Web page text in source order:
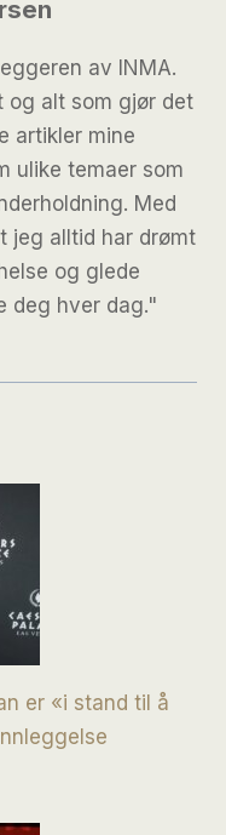
av INMA.
og alt som gjør det
artikler mine
ulike temaer som
Med
jeg alltid har drømt
og glede
deg hver dag."
er «i stand til å